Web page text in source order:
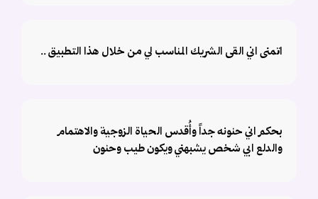
اتمنى اني القى الشريك المناسب لي من خلال هذا التطبيق ..
بحكم اني حنونه جداً وأُقدس الحياة الزوجية والاهتمام
والدلع ابي شخص يشبهني ويكون طيب وحنون